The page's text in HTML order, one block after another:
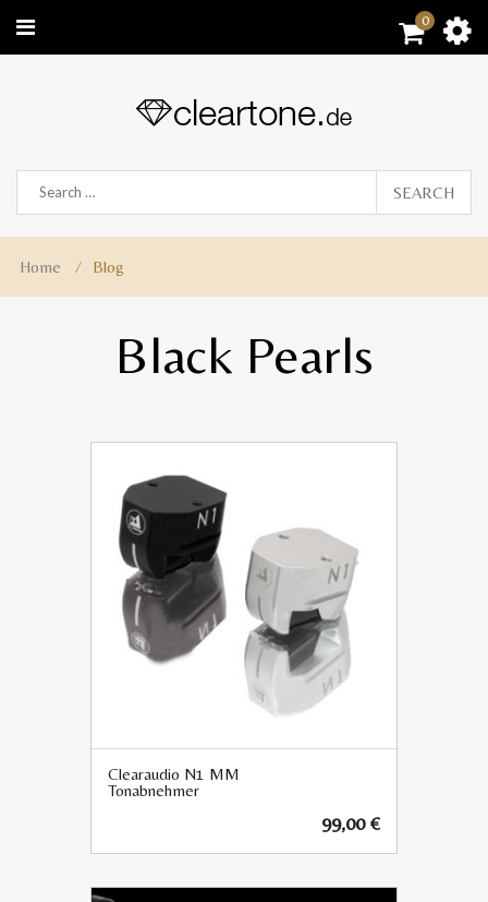
0
SEARCH
Home ⁄ Blog
Black Pearls
Clearaudio N1 MM
Tonabnehmer
99,00€